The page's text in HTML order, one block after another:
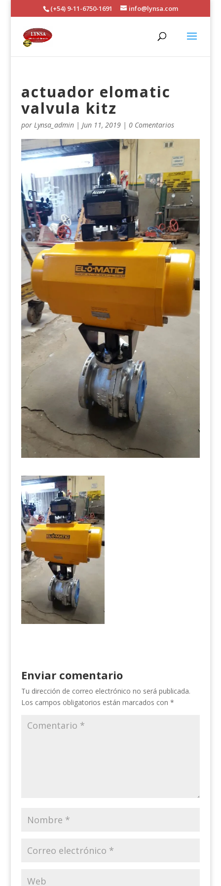
(+54) 9-11-6750-1691 info@lynsa.com
actuador elomatic
valvula kitz
por Lynsa_admin| Jun 11, 2019| 0 Comentarios
Enviar comentario
Tu dirección de correo electrónico no será publicada.
Los campos obligatorios están marcados con *